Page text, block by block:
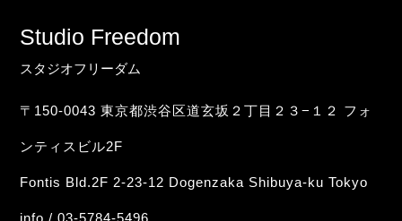
Studio Freedom
スタジオフリーダム
〒150-0043 東京都渋谷区道玄坂２丁目２３−１２ フォ
ンティスビル2F
Fontis Bld.2F 2-23-12 Dogenzaka Shibuya-ku Tokyo
info / 03-5784-5496